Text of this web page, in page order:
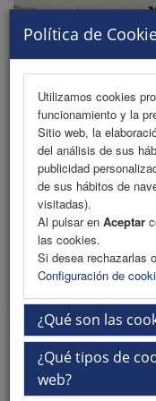
Política de
Utilizamos cookies
funcionamiento y la
Sitio web, la
del análisis de sus
publicidad
de sus hábitos de
visitadas).
Al pulsar en Aceptar
las cookies.
Si desea rechazarlas
Configuración de
¿Qué son las
¿Qué tipos de
web?
MENU
Programa
Programa PDF
Cronograma
Ponentes
Plantillas
Talleres